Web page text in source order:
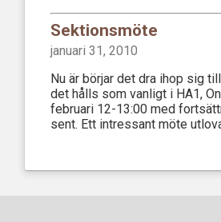
Sektionsmöte
januari 31, 2010
Nu är börjar det dra ihop sig
det hålls som vanligt i HA1,
februari 12-13:00 med
sent. Ett intressant möte